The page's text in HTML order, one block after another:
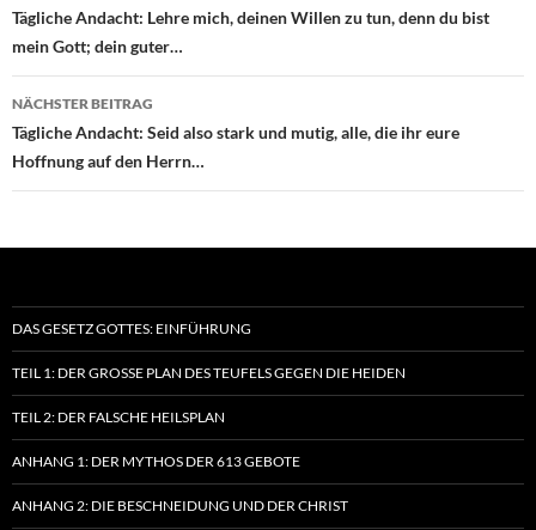
Tägliche Andacht: Lehre mich, deinen Willen zu tun, denn du bist
mein Gott; dein guter…
NÄCHSTER BEITRAG
Tägliche Andacht: Seid also stark und mutig, alle, die ihr eure
Hoffnung auf den Herrn…
DAS GESETZ GOTTES: EINFÜHRUNG
TEIL 1: DER GROSSE PLAN DES TEUFELS GEGEN DIE HEIDEN
TEIL 2: DER FALSCHE HEILSPLAN
ANHANG 1: DER MYTHOS DER 613 GEBOTE
ANHANG 2: DIE BESCHNEIDUNG UND DER CHRIST